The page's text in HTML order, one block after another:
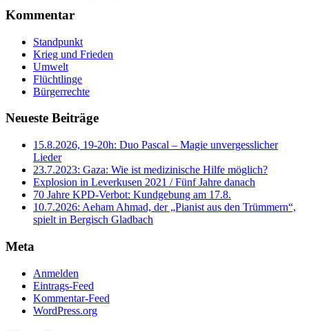
Kommentar
Standpunkt
Krieg und Frieden
Umwelt
Flüchtlinge
Bürgerrechte
Neueste Beiträge
15.8.2026, 19-20h: Duo Pascal – Magie unvergesslicher
Lieder
23.7.2023: Gaza: Wie ist medizinische Hilfe möglich?
Explosion in Leverkusen 2021 / Fünf Jahre danach
70 Jahre KPD‑Verbot: Kundgebung am 17.8.
10.7.2026: Aeham Ahmad, der „Pianist aus den Trümmern“,
spielt in Bergisch Gladbach
Meta
Anmelden
Eintrags-Feed
Kommentar-Feed
WordPress.org